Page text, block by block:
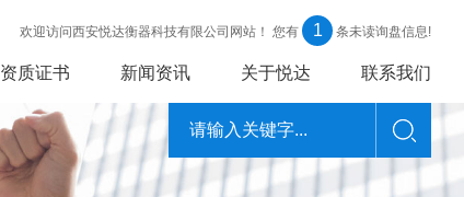
欢迎访问西安悦达衡器科技有限公司网站！ 您有 1 条未读询盘信息!
资质证书 新闻资讯 关于悦达 联系我们